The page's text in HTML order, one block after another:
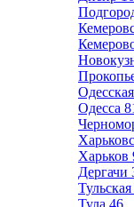
Одесса
Харьков
Дергачи
Тула 46